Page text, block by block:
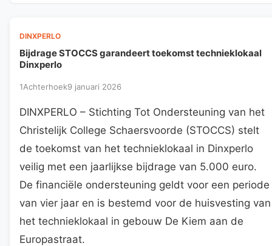
DINXPERLO
Bijdrage STOCCS garandeert toekomst technieklokaal
Dinxperlo
1Achterhoek9 januari 2026
DINXPERLO – Stichting Tot Ondersteuning van het
Christelijk College Schaersvoorde (STOCCS) stelt
de toekomst van het technieklokaal in Dinxperlo
veilig met een jaarlijkse bijdrage van 5.000 euro.
De financiële ondersteuning geldt voor een periode
van vier jaar en is bestemd voor de huisvesting van
het technieklokaal in gebouw De Kiem aan de
Europastraat.